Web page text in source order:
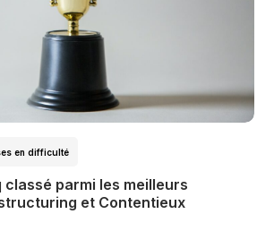
en difficulté
classé parmi les meilleurs
et Contentieux